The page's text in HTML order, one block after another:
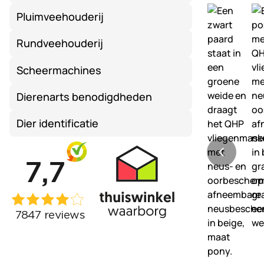
Pluimveehouderij
Rundveehouderij
Scheermachines
Dierenarts benodigdheden
Dier identificatie